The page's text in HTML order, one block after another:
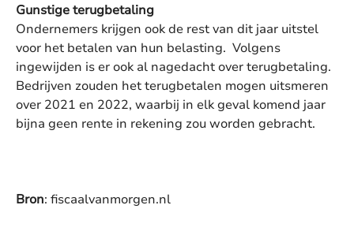
Gunstige terugbetaling
Ondernemers krijgen ook de rest van dit jaar uitstel
voor het betalen van hun belasting. Volgens
ingewijden is er ook al nagedacht over terugbetaling.
Bedrijven zouden het terugbetalen mogen uitsmeren
over 2021 en 2022, waarbij in elk geval komend jaar
bijna geen rente in rekening zou worden gebracht.
Bron: fiscaalvanmorgen.nl